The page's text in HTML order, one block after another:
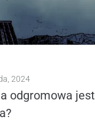
2024
odgromowa jest